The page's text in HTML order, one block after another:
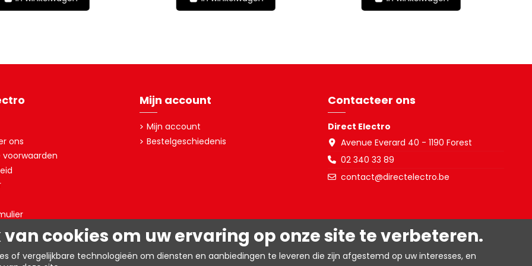
ons
Mijn account
Mijn account
Bestelgeschiedenis
Contacteer ons
Direct Electro
Avenue Everard 40 - 1190 Forest
02 340 33 89
contact@directelectro.be
BE0403.153.576cookies om uw ervaring op onze site te verbeteren.
of vergelijkbare technologieën om diensten en aanbiedingen te leveren die zijn afgestemd op uw interesses, en